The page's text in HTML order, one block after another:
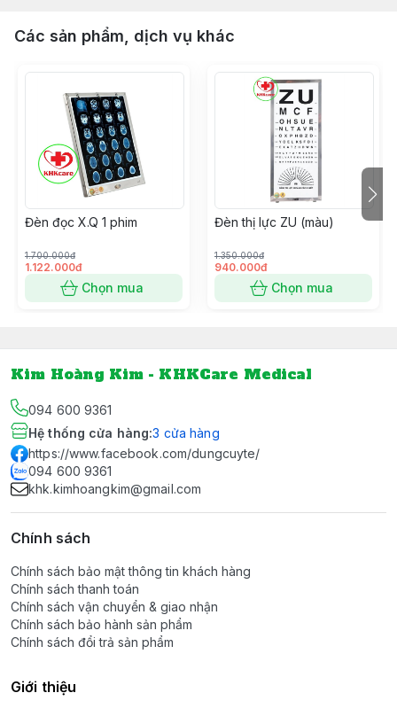
Các sản phẩm, dịch vụ khác
Đèn đọc X.Q 1 phim
1.700.000đ
1.122.000đ
Chọn mua
Đèn thị lực ZU (màu)
1.350.000đ
940.000đ
Chọn mua
Kim Hoàng Kim - KHKCare Medical
094 600 9361
Hệ thống cửa hàng:3 cửa hàng
https://www.facebook.com/dungcuyte/
094 600 9361
khk.kimhoangkim@gmail.com
Chính sách
Chính sách bảo mật thông tin khách hàng
Chính sách thanh toán
Chính sách vận chuyển & giao nhận
Chính sách bảo hành sản phẩm
Chính sách đổi trả sản phẩm
Giới thiệu